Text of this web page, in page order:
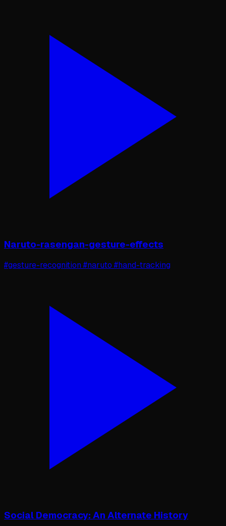
Naruto-rasengan-gesture-effects
#gesture-recognition #naruto #hand-tracking
Social Democracy: An Alternate History